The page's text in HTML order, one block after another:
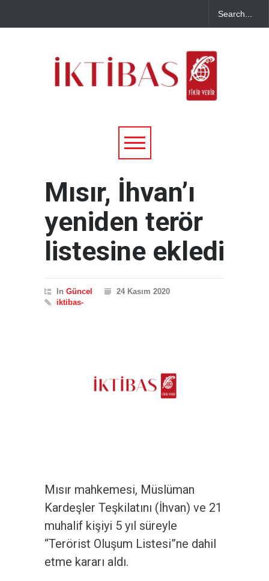
Mısır, İhvan’ı
yeniden terör
listesine ekledi
In Güncel
24 Kasım 2020
iktibas-
Mısır mahkemesi, Müslüman
Kardeşler Teşkilatını (İhvan) ve 21
muhalif kişiyi 5 yıl süreyle
“Terörist Oluşum Listesi”ne dahil
etme kararı aldı.